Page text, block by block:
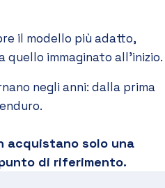
il modello più adatto,
quello immaginato all'inizio.
negli anni: dalla prima
acquistano solo una
di riferimento.